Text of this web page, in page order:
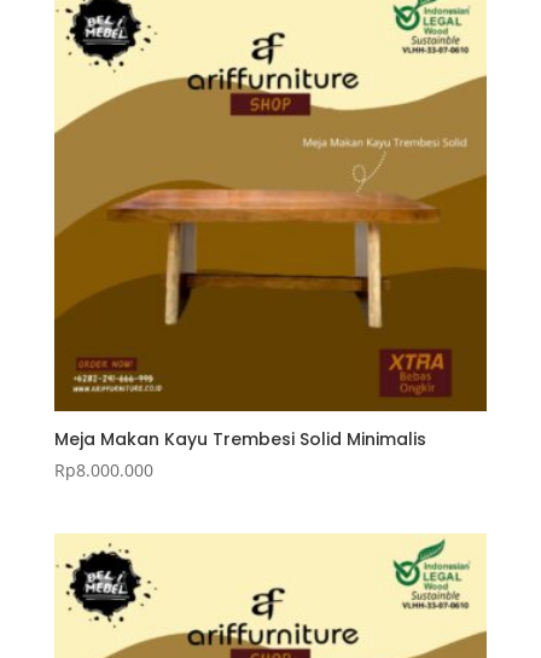
Meja Makan Kayu Trembesi Solid Minimalis
Rp8.000.000